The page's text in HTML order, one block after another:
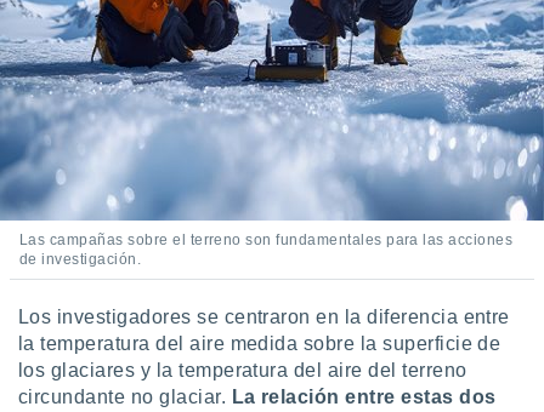
e
mediante
publicidad
publicidad
1199
Las campañas sobre el terreno son fundamentales para las acciones
de investigación.
Los investigadores se centraron en la diferencia entre
la temperatura del aire medida sobre la superficie de
los glaciares y la temperatura del aire del terreno
circundante no glaciar. La relación entre estas dos